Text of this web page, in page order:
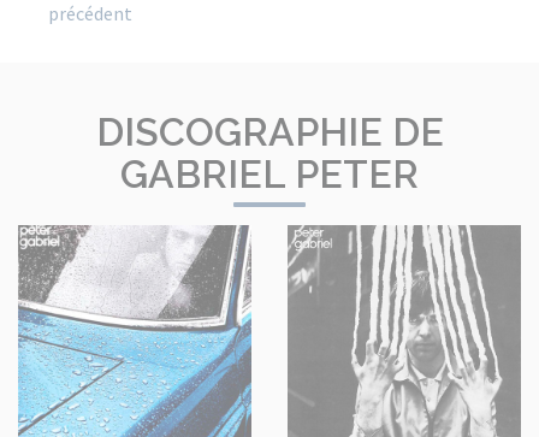
précédent
DISCOGRAPHIE DE
GABRIEL PETER